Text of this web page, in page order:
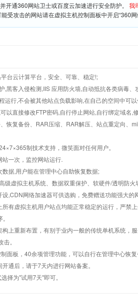
并开通360网站卫士或百度云加速进行安全防护。 我
受攻击的网站请在虚拟主机控制面板中开启“360
台云计算平台，安全、可靠、稳定!;
,黑客入侵检测,IIS 应用防火墙,自动抵抗各类病毒、
运行,不会被其他站点负载影响,在自己的空间中可
以直接修改FTP密码,自行停止网站,自行绑定域名,
恢复备份、RAR压缩、RAR解压、站点重定向、
制技术支持，微笑面对任何用户。
一次，监控网站运行.
据,用户能在管理中心自助恢复数据;
级虚拟主机系统、数据双重保护、软硬件/透明防火
,CDN网络加速器可供选购，免费赠送功能强大
有虚拟主机用户站点均能正常稳定的运行，严禁
上重新布置，有别于业内一般的传统单机系统，
。
面板，40余项管理功能，可以自行在管理中心恢
通后，请于7天内进行网站备案。
择为"试用7天"即可。